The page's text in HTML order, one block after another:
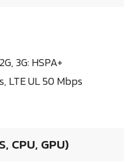
3G: HSPA+
LTE UL 50 Mbps
CPU, GPU)